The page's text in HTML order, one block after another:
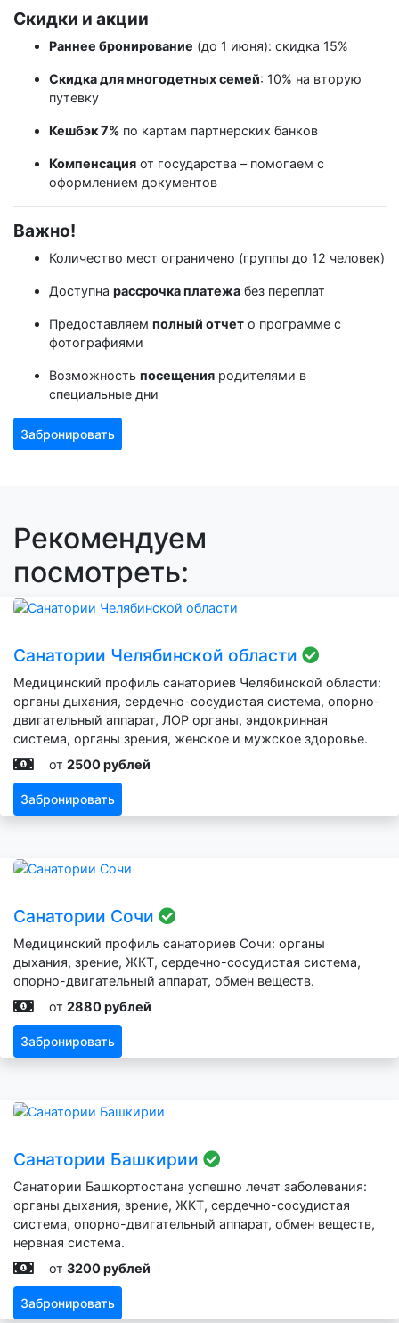
Скидки и акции
Раннее бронирование (до 1 июня): скидка 15%
Скидка для многодетных семей: 10% на вторую
путевку
Кешбэк 7% по картам партнерских банков
Компенсация от государства – помогаем с
оформлением документов
Важно!
Количество мест ограничено (группы до 12 человек)
Доступна рассрочка платежа без переплат
Предоставляем полный отчет о программе с
фотографиями
Возможность посещения родителями в
специальные дни
Забронировать
Рекомендуем
посмотреть:
Санатории Челябинской области
Медицинский профиль санаториев Челябинской области:
органы дыхания, сердечно-сосудистая система, опорно-
двигательный аппарат, ЛОР органы, эндокринная
система, органы зрения, женское и мужское здоровье.
от 2500 рублей
Забронировать
Санатории Сочи
Медицинский профиль санаториев Сочи: органы
дыхания, зрение, ЖКТ, сердечно-сосудистая система,
опорно-двигательный аппарат, обмен веществ.
от 2880 рублей
Забронировать
Санатории Башкирии
Санатории Башкортостана успешно лечат заболевания:
органы дыхания, зрение, ЖКТ, сердечно-сосудистая
система, опорно-двигательный аппарат, обмен веществ,
нервная система.
от 3200 рублей
Забронировать